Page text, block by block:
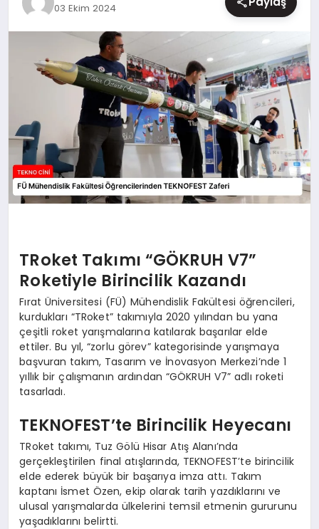
03 Ekim 2024
TRoket Takımı “GÖKRUH V7”
Roketiyle Birincilik Kazandı
Fırat Üniversitesi (FÜ) Mühendislik Fakültesi öğrencileri,
kurdukları “TRoket” takımıyla 2020 yılından bu yana
çeşitli roket yarışmalarına katılarak başarılar elde
ettiler. Bu yıl, “zorlu görev” kategorisinde yarışmaya
başvuran takım, Tasarım ve İnovasyon Merkezi’nde 1
yıllık bir çalışmanın ardından “GÖKRUH V7” adlı roketi
tasarladı.
TEKNOFEST’te Birincilik Heyecanı
TRoket takımı, Tuz Gölü Hisar Atış Alanı’nda
gerçekleştirilen final atışlarında, TEKNOFEST’te birincilik
elde ederek büyük bir başarıya imza attı. Takım
kaptanı İsmet Özen, ekip olarak tarih yazdıklarını ve
ulusal yarışmalarda ülkelerini temsil etmenin gururunu
yaşadıklarını belirtti.